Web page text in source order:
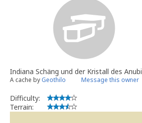
Volunteer Geocaching.com Reviewer
Indiana Schäng und der Kristall des
A cache by Geothilo Message this owner
Difficulty:
Terrain: